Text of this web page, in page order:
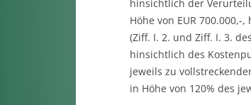
hinsichtlich der
Höhe von EUR
(Ziff. I. 2. und Ziff. I. 3.
hinsichtlich des
jeweils zu
in Höhe von 120% des